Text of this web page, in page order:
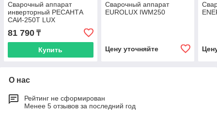
Сварочный аппарат
инверторный РЕСАНТА
САИ-250T LUX
81 790 ₸
Купить
Сварочный аппарат
EUROLUX IWM250
Цену уточняйте
О нас
Рейтинг не сформирован
Менее 5 отзывов за последний год